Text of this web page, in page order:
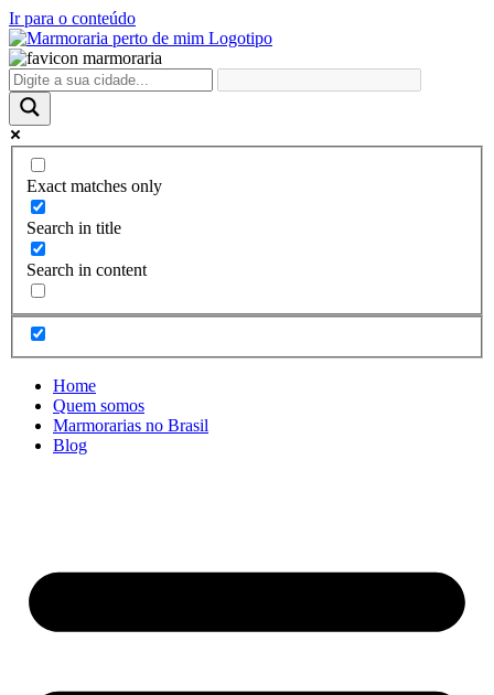
Ir para o conteúdo
Exact matches only
Search in title
Search in content
Home
Quem somos
Marmorarias no Brasil
Blog